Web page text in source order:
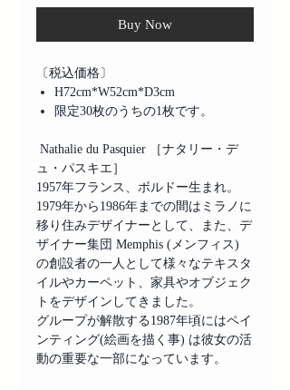
Buy Now
〔税込価格〕
H72cm*W52cm*D3cm
限定30枚のうちの1枚です。
Nathalie du Pasquier ［ナタリー・デ
ュ・パスキエ］
1957年フランス、ボルドー生まれ。
1979年から1986年までの間はミラノに
移り住みデザイナーとして、また、デ
ザイナー集団 Memphis (メンフィス)
の創設者の一人として様々なテキスタ
イルやカーペット、家具やオブジェク
トをデザインしてきました。
グループが解散する1987年頃にはペイ
ンティング(絵画を描く事) は彼女の活
動の重要な一部になっています。